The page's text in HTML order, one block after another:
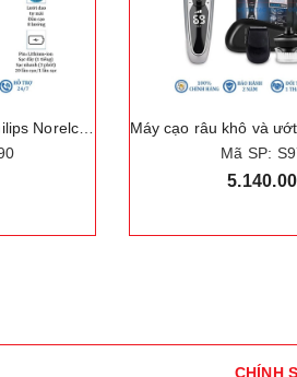
Máy cạo râu khô và ướt, Series 9000 - Nhập khẩu Hà Lan. Thương hiệu Hà Lan cao cấp Philips Norelco - S9731
Mã SP:
CHÍNH